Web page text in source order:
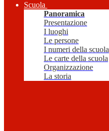
Scuola
Panoramica
Presentazione
I luoghi
Le persone
I numeri della scuola
Le carte della scuola
Organizzazione
La storia